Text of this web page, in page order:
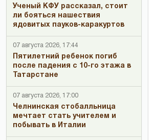
Ученый КФУ рассказал, стоит
ли бояться нашествия
ядовитых пауков-каракуртов
07 августа 2026, 17:44
Пятилетний ребенок погиб
после падения с 10-го этажа в
Татарстане
07 августа 2026, 17:00
Челнинская стобалльница
мечтает стать учителем и
побывать в Италии